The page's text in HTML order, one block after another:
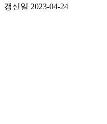
갱신일 2023-04-24